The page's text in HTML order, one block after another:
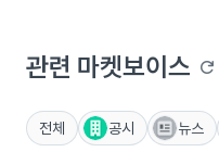
관련 마켓보이스 refresh
전체 공시 뉴스